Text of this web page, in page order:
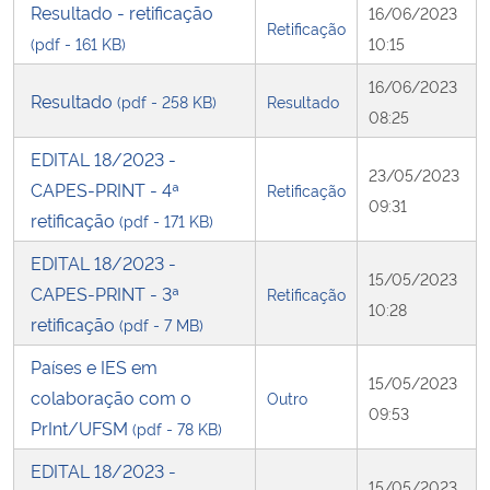
Secretaria-Geral
Secretaria de Governo
Gabinete de Segurança Institucional
Advocacia-Geral da União
Resultado - retificação
(pdf - 161 KB)
Retificação
16/06/2023
10:15
Resultado (pdf - 258 KB) Resultado
16/06/2023
08:25
EDITAL 18/2023 -
CAPES-PRINT - 4ª
retificação (pdf - 171 KB)
Retificação
23/05/2023
09:31
EDITAL 18/2023 -
CAPES-PRINT - 3ª
retificação (pdf - 7 MB)
Retificação
15/05/2023
10:28
Países e IES em
colaboração com o
PrInt/UFSM (pdf - 78 KB)
Outro
15/05/2023
09:53
EDITAL 18/2023 -